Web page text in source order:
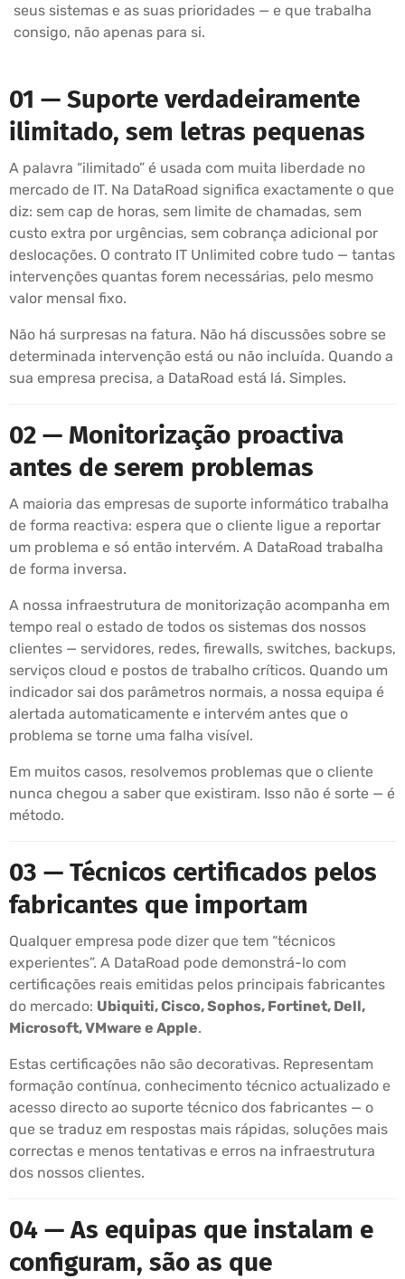
seus sistemas e as suas prioridades — e que trabalha
consigo, não apenas para si.
01 — Suporte verdadeiramente
ilimitado, sem letras pequenas
A palavra “ilimitado” é usada com muita liberdade no
mercado de IT. Na DataRoad significa exactamente o que
diz: sem cap de horas, sem limite de chamadas, sem
custo extra por urgências, sem cobrança adicional por
deslocações. O contrato IT Unlimited cobre tudo — tantas
intervenções quantas forem necessárias, pelo mesmo
valor mensal fixo.
Não há surpresas na fatura. Não há discussões sobre se
determinada intervenção está ou não incluída. Quando a
sua empresa precisa, a DataRoad está lá. Simples.
02 — Monitorização proactiva
antes de serem problemas
A maioria das empresas de suporte informático trabalha
de forma reactiva: espera que o cliente ligue a reportar
um problema e só então intervém. A DataRoad trabalha
de forma inversa.
A nossa infraestrutura de monitorização acompanha em
tempo real o estado de todos os sistemas dos nossos
clientes — servidores, redes, firewalls, switches, backups,
serviços cloud e postos de trabalho críticos. Quando um
indicador sai dos parâmetros normais, a nossa equipa é
alertada automaticamente e intervém antes que o
problema se torne uma falha visível.
Em muitos casos, resolvemos problemas que o cliente
nunca chegou a saber que existiram. Isso não é sorte — é
método.
03 — Técnicos certificados pelos
fabricantes que importam
Qualquer empresa pode dizer que tem “técnicos
experientes”. A DataRoad pode demonstrá-lo com
certificações reais emitidas pelos principais fabricantes
do mercado: Ubiquiti, Cisco, Sophos, Fortinet, Dell,
Microsoft, VMware e Apple.
Estas certificações não são decorativas. Representam
formação contínua, conhecimento técnico actualizado e
acesso directo ao suporte técnico dos fabricantes — o
que se traduz em respostas mais rápidas, soluções mais
correctas e menos tentativas e erros na infraestrutura
dos nossos clientes.
04 — As equipas que instalam e
configuram, são as que